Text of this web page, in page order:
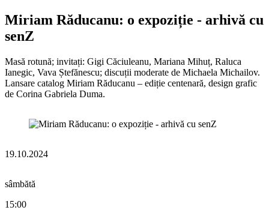
Miriam Răducanu: o expoziție - arhivă cu
senZ
Masă rotună; invitați: Gigi Căciuleanu, Mariana Mihuț, Raluca
Ianegic, Vava Ștefănescu; discuții moderate de Michaela Michailov.
Lansare catalog Miriam Răducanu – ediție centenară, design grafic
de Corina Gabriela Duma.
19.10.2024
sâmbătă
15:00